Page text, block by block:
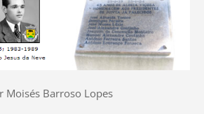
Moisés Barroso Lopes